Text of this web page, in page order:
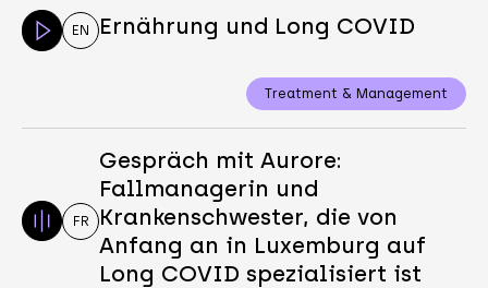
EN Ernährung und Long COVID
Treatment & Management
FR
Gespräch mit Aurore:
Fallmanagerin und
Krankenschwester, die von
Anfang an in Luxemburg auf
Long COVID spezialisiert ist